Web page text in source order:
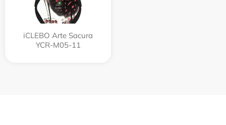
iCLEBO Arte Sacura
YCR-M05-11